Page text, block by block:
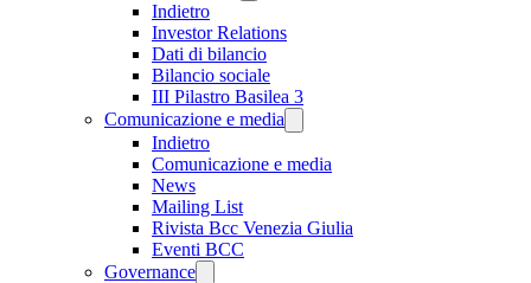
Indietro
Investor Relations
Dati di bilancio
Bilancio sociale
III Pilastro Basilea 3
Comunicazione e media
Indietro
Comunicazione e media
News
Mailing List
Rivista Bcc Venezia Giulia
Eventi BCC
Governance